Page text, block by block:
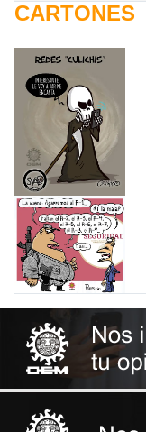
CARTONES